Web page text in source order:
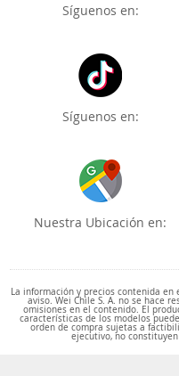
Síguenos en:
Síguenos en:
Nuestra Ubicación en:
La información y precios contenida
aviso. Wei Chile S. A. no se hace
omisiones en el contenido. El
características de los modelos
orden de compra sujetas a
ejecutivo, no